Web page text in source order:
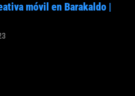
móvil en Barakaldo |